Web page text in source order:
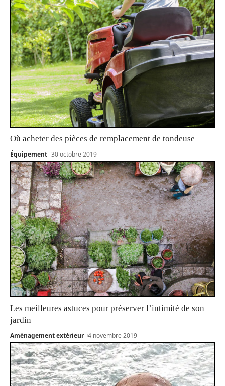
Où acheter des pièces de remplacement de tondeuse
Équipement 30 octobre 2019
Les meilleures astuces pour préserver l’intimité de son
jardin
Aménagement extérieur 4 novembre 2019